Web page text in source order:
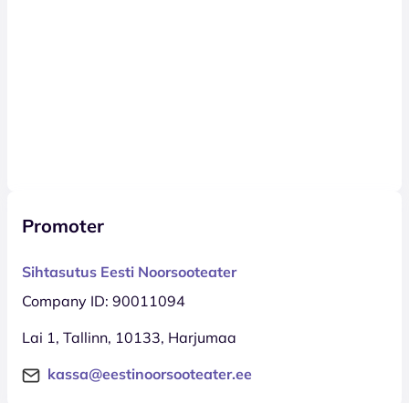
Promoter
Sihtasutus Eesti Noorsooteater
Company ID: 90011094
Lai 1, Tallinn, 10133, Harjumaa
kassa@eestinoorsooteater.ee